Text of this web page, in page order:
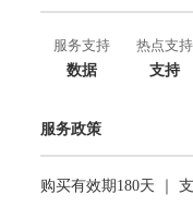
服务支持
数据
热点支持
支持
服务政策
购买有效期180天 ｜